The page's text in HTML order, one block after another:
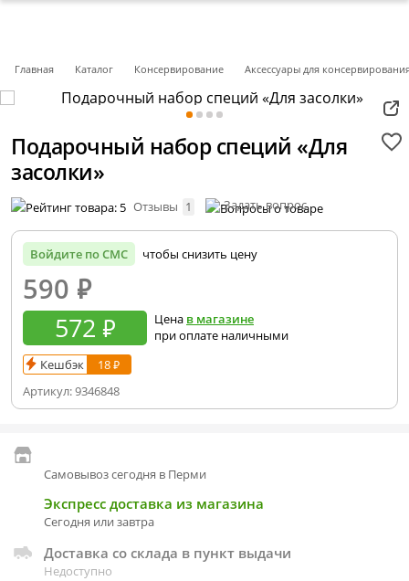
Главная Каталог Консервирование Аксессуары для
Подарочный набор специй «Для
засолки»
Отзывы 1 Задать вопрос
Войдите по СМС чтобы снизить цену
590 ₽
572 ₽ Цена в магазине
при оплате наличными
Кешбэк
18 ₽
Артикул:9346848
Самовывоз сегодня в Перми
Экспресс доставка из магазина
Сегодня или завтра
Доставка со склада в пункт выдачи
Недоступно